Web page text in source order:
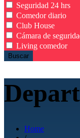
Seguridad 24 hrs
Comedor diario
Club House
Cámara de
Living comedor
Buscar
Home